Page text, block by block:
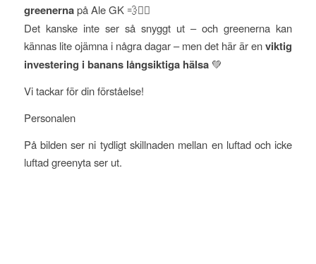
greenernapå Ale GK 💨🏌️‍♂️
Det kanske inte ser så snyggt ut – och greenerna kan
kännas lite ojämna i några dagar – men det här är enviktig
investering i banans långsiktiga hälsa💚
Vi tackar för din förståelse!
Personalen
På bilden ser ni tydligt skillnaden mellan en luftad och icke
luftad greenyta ser ut.